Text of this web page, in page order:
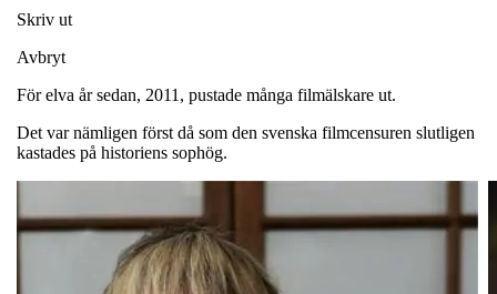
Skriv ut
Avbryt
För elva år sedan, 2011, pustade många filmälskare ut.
Det var nämligen först då som den svenska filmcensuren slutligen
kastades på historiens sophög.